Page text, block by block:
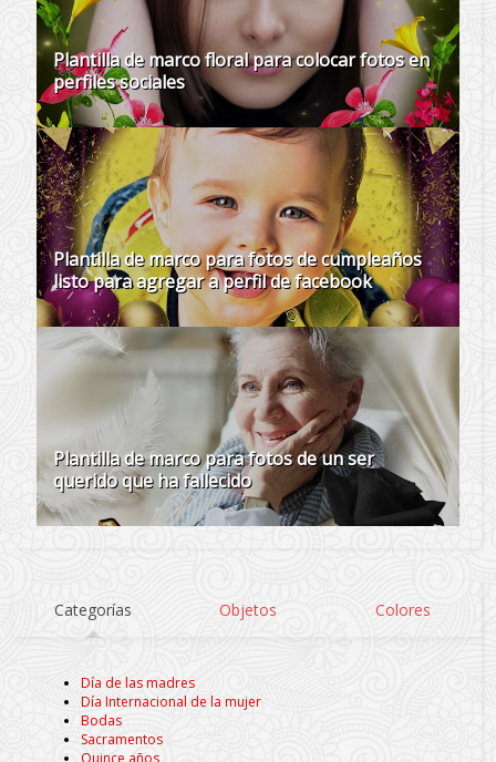
Plantilla de marco floral para colocar fotos en
perfiles sociales
Plantilla de marco para fotos de cumpleaños
listo para agregar a perfil de facebook
Plantilla de marco para fotos de un ser
querido que ha fallecido
Categorías Objetos Colores
Día de las madres
Día Internacional de la mujer
Bodas
Sacramentos